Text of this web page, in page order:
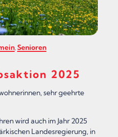
, Senioren
2025
sehr geehrte
wird auch im Jahr 2025
Landesregierung, in